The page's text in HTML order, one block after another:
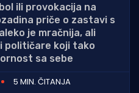
ili provokacija na
priče o zastavi s
je mračnija, ali
političare koji tako
sa sebe
5 MIN. ČITANJA